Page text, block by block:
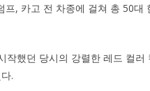
, 카고 전 차종에 걸쳐 총 50대
했던 당시의 강렬한 레드 컬러
.